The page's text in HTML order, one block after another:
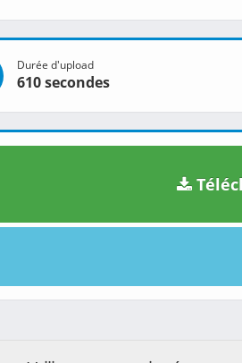
Durée d'upload
610 secondes